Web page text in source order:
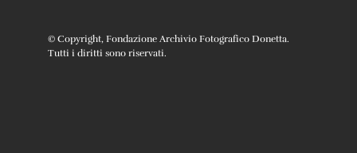
© Copyright, Fondazione Archivio Fotografico Donetta.
Tutti i diritti sono riservati.